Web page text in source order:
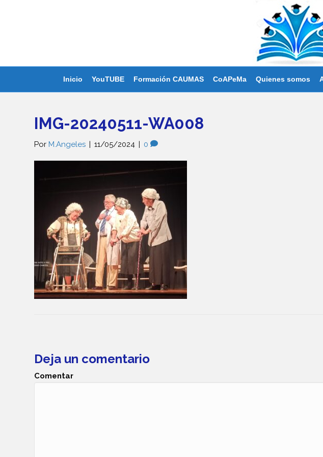
Inicio YouTUBE Formación CAUMAS CoAPeMa Quienes somos
IMG-20240511-WA008
Por M.Angeles | 11/05/2024 | 0
Deja un comentario
Comentar